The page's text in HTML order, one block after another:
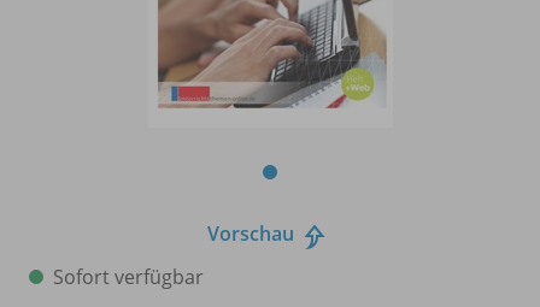
Vorschau
Sofort verfügbar